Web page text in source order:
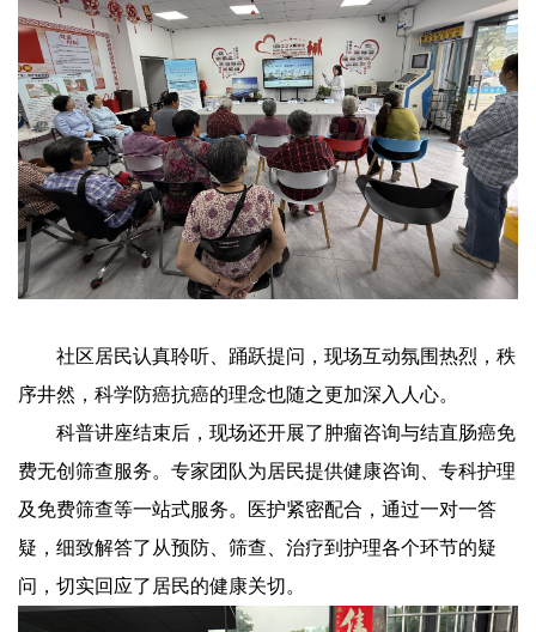
社区居民认真聆听、踊跃提问，现场互动氛围热烈，秩
序井然，科学防癌抗癌的理念也随之更加深入人心。
科普讲座结束后，现场还开展了肿瘤咨询与结直肠癌免
费无创筛查服务。专家团队为居民提供健康咨询、专科护理
及免费筛查等一站式服务。医护紧密配合，通过一对一答
疑，细致解答了从预防、筛查、治疗到护理各个环节的疑
问，切实回应了居民的健康关切。